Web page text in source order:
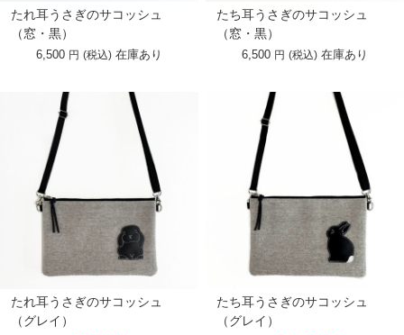
たれ耳うさぎのサコッシュ
（窓・黒）
6,500 円 (税込) 在庫あり
たち耳うさぎのサコッシュ
（窓・黒）
6,500 円 (税込) 在庫あり
たれ耳うさぎのサコッシュ
（グレイ）
たち耳うさぎのサコッシュ
（グレイ）